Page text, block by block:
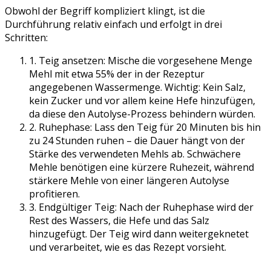
Obwohl der Begriff kompliziert klingt, ist die
Durchführung relativ einfach und erfolgt in drei
Schritten:
1. Teig ansetzen: Mische die vorgesehene Menge
Mehl mit etwa 55% der in der Rezeptur
angegebenen Wassermenge. Wichtig: Kein Salz,
kein Zucker und vor allem keine Hefe hinzufügen,
da diese den Autolyse-Prozess behindern würden.
2. Ruhephase: Lass den Teig für 20 Minuten bis hin
zu 24 Stunden ruhen – die Dauer hängt von der
Stärke des verwendeten Mehls ab. Schwächere
Mehle benötigen eine kürzere Ruhezeit, während
stärkere Mehle von einer längeren Autolyse
profitieren.
3. Endgültiger Teig: Nach der Ruhephase wird der
Rest des Wassers, die Hefe und das Salz
hinzugefügt. Der Teig wird dann weitergeknetet
und verarbeitet, wie es das Rezept vorsieht.